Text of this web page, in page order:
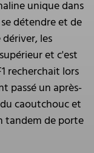
unique dans
détendre et de
les
et c'est
recherchait lors
passé un après-
caoutchouc et
tandem de porte